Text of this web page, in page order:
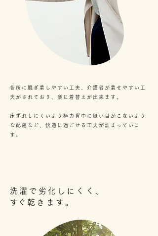
各所に脱ぎ着しやすい工夫、介護者が着せやすい工
夫がされており、楽に着替えが出来ます。
床ずれしにくいよう極力背中に縫い目がこないよう
な配慮など、快適に過ごせる工夫が詰まっていま
す。
洗濯で劣化しにくく、
​すぐ乾きます。